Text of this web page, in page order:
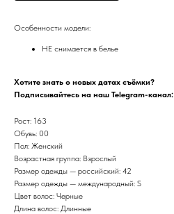
Особенности модели:
НЕ снимается в белье
Хотите знать о новых датах съёмки?
Подписывайтесь на наш Telegram-канал:
Рост: 163
Обувь: 00
Пол: Женский
Возрастная группа: Взрослый
Размер одежды — российский: 42
Размер одежды — международный: S
Цвет волос: Черные
Длина волос: Длинные